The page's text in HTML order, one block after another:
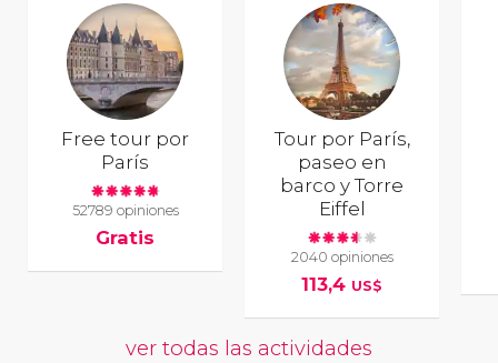
Free tour por
París
52789 opiniones
Gratis
Tour por París,
paseo en
barco y Torre
Eiffel
2040 opiniones
113,4 US$
ver todas las actividades